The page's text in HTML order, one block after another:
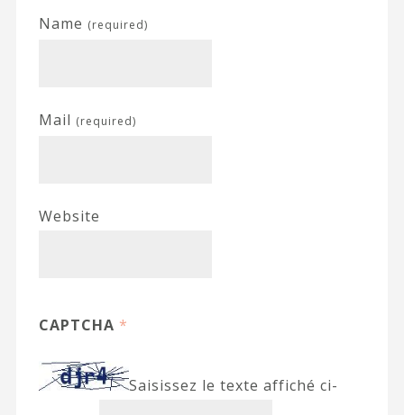
Name (required)
Mail (required)
Website
CAPTCHA *
Saisissez le texte affiché ci-